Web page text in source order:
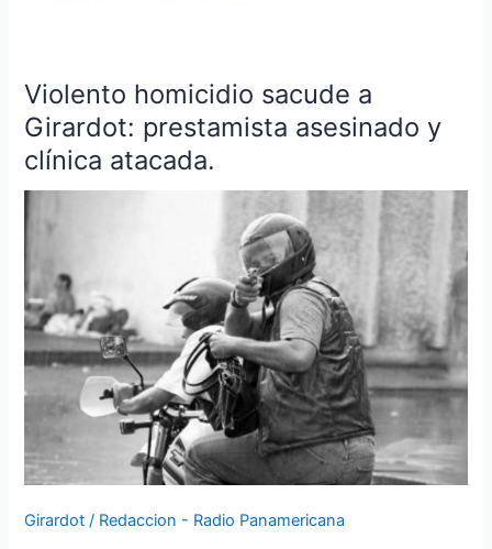
Violento homicidio sacude a
Girardot: prestamista asesinado y
clínica atacada.
Girardot / Redaccion - Radio Panamericana
Violento
homicidio
sacude
a
Girardot:
prestamista
y
clínica
atacada.